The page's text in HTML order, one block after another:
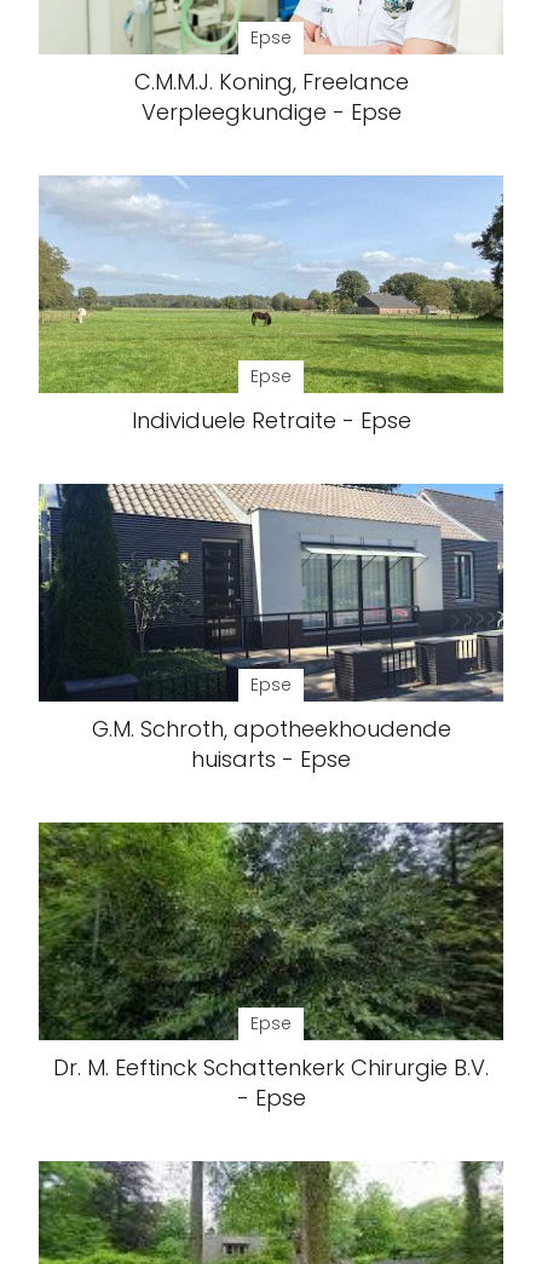
Epse
C.M.M.J. Koning, Freelance
Verpleegkundige - Epse
Epse
Individuele Retraite - Epse
Epse
G.M. Schroth, apotheekhoudende
huisarts - Epse
Epse
Dr. M. Eeftinck Schattenkerk Chirurgie B.V.
- Epse